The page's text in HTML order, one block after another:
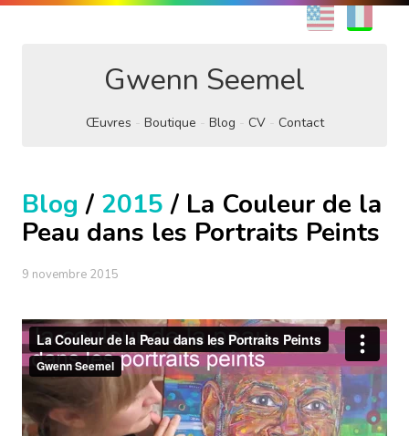
EN
Gwenn Seemel
Œuvres Boutique Blog CV Contact
Blog / 2015 / La Couleur de la
Peau dans les Portraits Peints
9 novembre 2015